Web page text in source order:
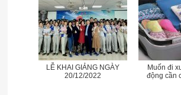
LỄ KHAI GIẢNG NGÀY
20/12/2022
Muốn đi
động cần